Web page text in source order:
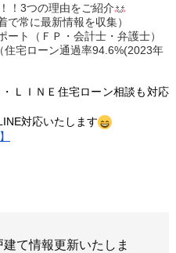
！3つの理由をご紹介
常に最新情報を収集）
ト（ＦＰ・会計士・弁護士）
宅ローン通過率94.6%(2023年
ＬＩＮＥ 住宅ローン相談も対応
対応いたします
て情報更新いたしま